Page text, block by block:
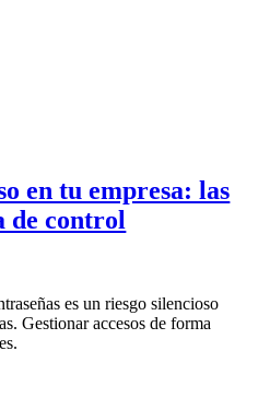
en tu empresa: las
de control
es un riesgo silencioso
Gestionar accesos de forma